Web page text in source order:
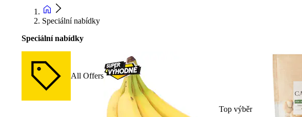
Speciální nabídky
Speciální nabídky
All Offers
Top výběr